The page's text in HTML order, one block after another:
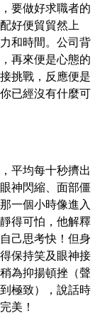
要做好求職者的
好便貿貿然上
和時間。公司背
再來便是心態的
挑戰，反應便是
已經沒有什麼可
平均每十秒擠出
神閃縮、面部僵
一個小時像進入
得可怕，他解釋
己思考快！但身
保持笑及眼神接
為抑揚頓挫（聲
極致），說話時
美！